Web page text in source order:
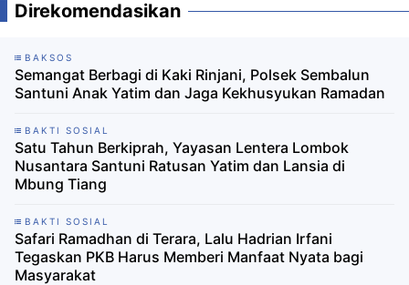
Direkomendasikan
BAKSOS
Semangat Berbagi di Kaki Rinjani, Polsek Sembalun
Santuni Anak Yatim dan Jaga Kekhusyukan Ramadan
BAKTI SOSIAL
Satu Tahun Berkiprah, Yayasan Lentera Lombok
Nusantara Santuni Ratusan Yatim dan Lansia di
Mbung Tiang
BAKTI SOSIAL
Safari Ramadhan di Terara, Lalu Hadrian Irfani
Tegaskan PKB Harus Memberi Manfaat Nyata bagi
Masyarakat